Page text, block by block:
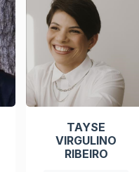
TAYSE
VIRGULINO
RIBEIRO